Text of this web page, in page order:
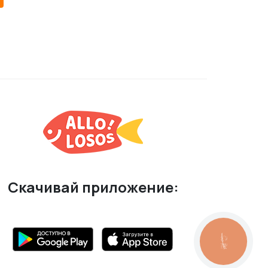
Скачивай приложение:
КНОПКА
ЗВ'ЯЗКУ